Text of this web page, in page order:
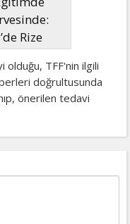
Rize
olduğu, TFF'nin ilgili
doğrultusunda
önerilen tedavi